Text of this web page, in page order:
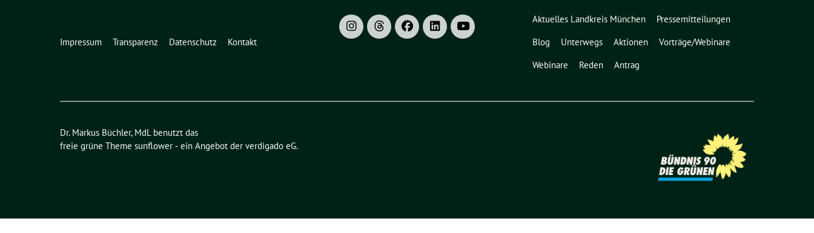
Impressum Transparenz Datenschutz Kontakt
Aktuelles Landkreis München
Pressemitteilungen
Blog
Unterwegs Aktionen
Vorträge/Webinare
Webinare
Reden Antrag
Dr. Markus Büchler, MdL benutzt das
freie grüne Theme sunflower ‐ ein Angebot der verdigado eG.